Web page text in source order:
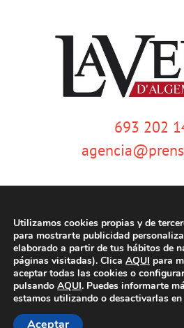
693 202
© Copyright 2020 | La Veu d'Algemesí |
legal |Política de privacidad|Política
tecniwebs
Utilizamos cookies propias y de
para mostrarte publicidad
elaborado a partir de tus hábitos de
páginas visitadas). Clica AQUI para
aceptar todas las cookies o
pulsando AQUI. Puedes informarte
estamos utilizando o desactivarlas
Aceptar